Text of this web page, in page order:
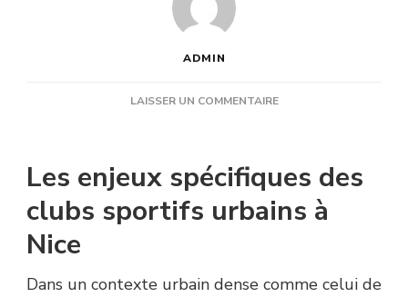
ADMIN
LAISSER UN COMMENTAIRESUR
DE
TENNIS
À
ADAPTÉE
Les enjeux spécifiques des
clubs sportifs urbains à
Nice
Dans un contexte urbain dense comme celui de